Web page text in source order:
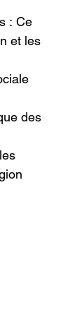
: Ce
et les
des